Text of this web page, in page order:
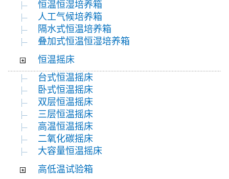
恒温恒湿培养箱
人工气候培养箱
隔水式恒温培养箱
叠加式恒温恒湿培养箱
恒温摇床
台式恒温摇床
卧式恒温摇床
双层恒温摇床
三层恒温摇床
高温恒温摇床
二氧化碳摇床
大容量恒温摇床
高低温试验箱